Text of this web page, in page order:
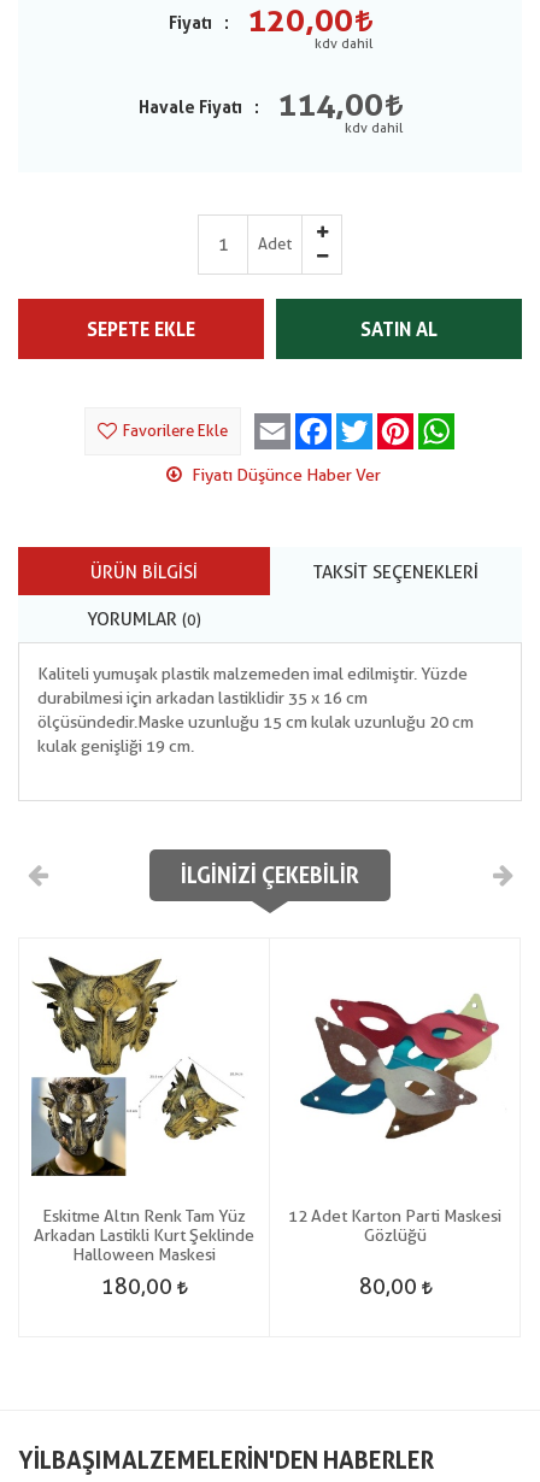
Fiyatı 120,00
Havale Fiyatı 114,00
Adet
SEPETE EKLE SATIN AL
Favorilere Ekle Email Facebook
Twitter Pinterest
Fiyatı Düşünce Haber Ver
ÜRÜN BILGISI TAKSIT SEÇENEKLERI
YORUMLAR (0)
Kaliteli yumuşak plastik malzemeden imal edilmiştir. Yüzde
durabilmesi için arkadan lastiklidir 35 x 16 cm
ölçüsündedir.Maske uzunluğu 15 cm kulak uzunluğu 20 cm
kulak genişliği 19 cm.
İLGINIZI ÇEKEBILIR
Eskitme Altın Renk Tam Yüz
Arkadan Lastikli Kurt Şeklinde
Halloween Maskesi
180,00
12 Adet Karton Parti Maskesi
Gözlüğü
80,00
YILBAŞIMALZEMELERIN'DEN HABERLER